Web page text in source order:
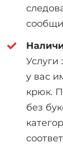
Услуги
у вас
крюк.
без